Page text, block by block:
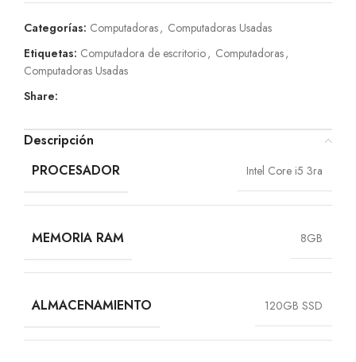
Categorías: Computadoras, Computadoras Usadas
Etiquetas: Computadora de escritorio, Computadoras,
Computadoras Usadas
Share:
Descripción
PROCESADOR
Intel Core i5 3ra
MEMORIA RAM 8GB
ALMACENAMIENTO 120GB SSD